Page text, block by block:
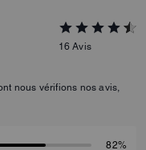
16 Avis
nous vérifions nos avis,
82%